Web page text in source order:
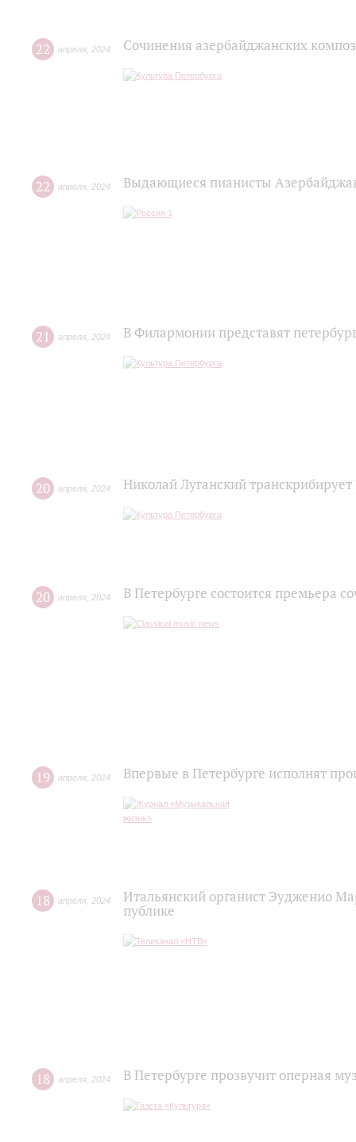
22 апреля 2024 Сочинения азербайджанских
22 апреля 2024 Выдающиеся пианисты
21 апреля 2024 В Филармонии представят
20 апреля 2024 Николай Луганский транскрибирует
20 апреля 2024 В Петербурге состоится премьера
19 апреля 2024 Впервые в Петербурге исполнят
18 апреля 2024
Итальянский органист Эудженио
публике
18 апреля 2024 В Петербурге прозвучит оперная